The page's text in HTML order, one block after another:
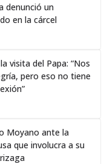
denunció un
en la cárcel
visita del Papa: “Nos
pero eso no tiene
Moyano ante la
que involucra a su